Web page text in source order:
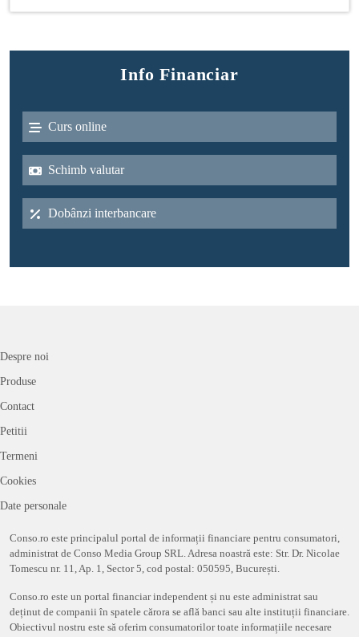
Info Financiar
Curs online
Schimb valutar
Dobânzi interbancare
Despre noi
Produse
Contact
Petitii
Termeni
Cookies
Date personale
Conso.ro este principalul portal de informații financiare pentru consumatori,
administrat de Conso Media Group SRL. Adresa noastră este: Str. Dr. Nicolae
Tomescu nr. 11, Ap. 1, Sector 5, cod postal: 050595, București.
Conso.ro este un portal financiar independent și nu este administrat sau
deținut de companii în spatele cărora se află banci sau alte instituții financiare.
Obiectivul nostru este să oferim consumatorilor toate informațiile necesare